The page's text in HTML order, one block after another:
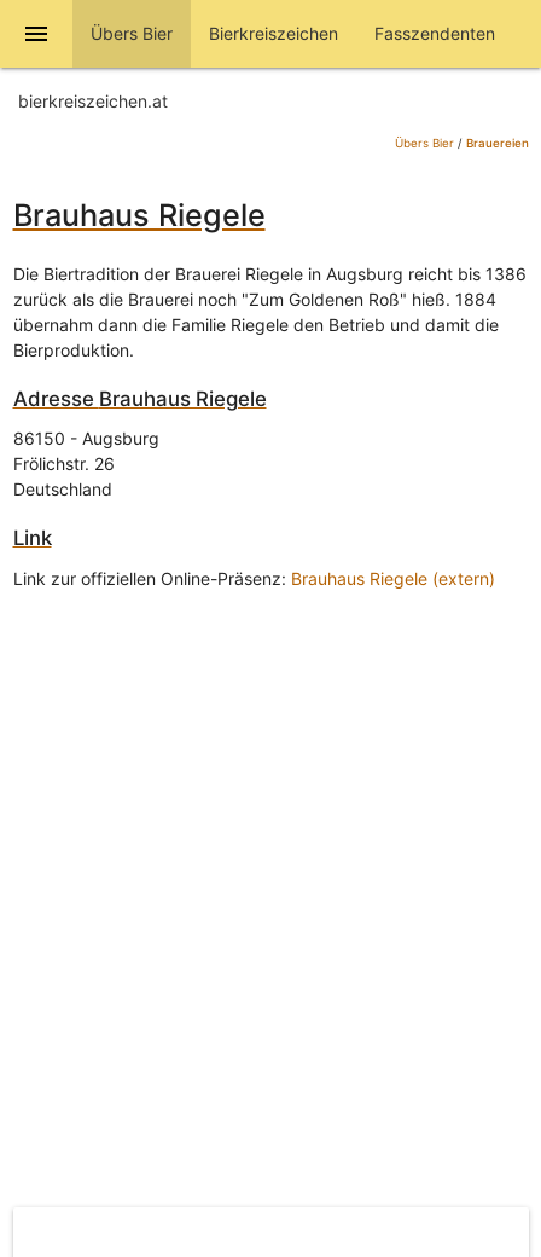
menu Übers Bier Bierkreiszeichen Fasszendenten
bierkreiszeichen.at
Übers Bier/ Brauereien
Brauhaus Riegele
Die Biertradition der Brauerei Riegele in Augsburg reicht bis 1386
zurück als die Brauerei noch "Zum Goldenen Roß" hieß. 1884
übernahm dann die Familie Riegele den Betrieb und damit die
Bierproduktion.
Adresse Brauhaus Riegele
86150 - Augsburg
Frölichstr. 26
Deutschland
Link
Link zur offiziellen Online-Präsenz: Brauhaus Riegele (extern)